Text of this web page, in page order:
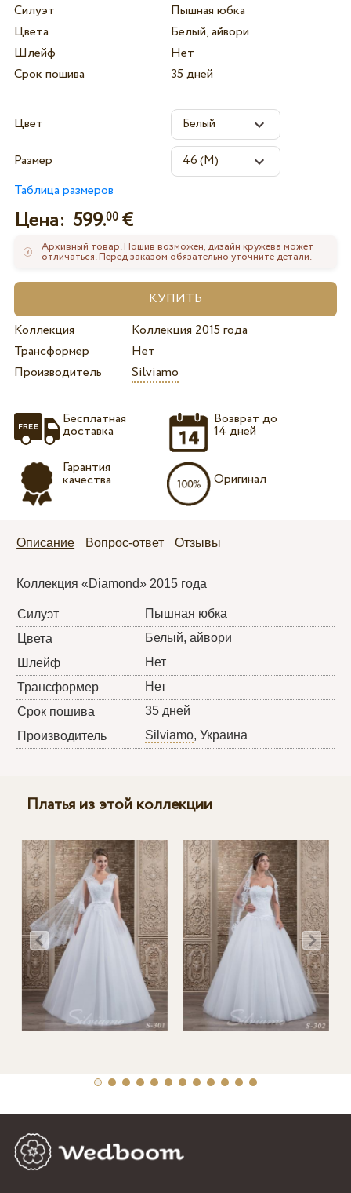
Силуэт
Пышная юбка
Цвета
Белый, айвори
Шлейф
Нет
Срок пошива
35 дней
Цвет
Размер
Таблица размеров
Цена: 599.00€
Архивный товар. Пошив возможен, дизайн кружева может
отличаться. Перед заказом обязательно уточните детали.
Коллекция
Коллекция 2015 года
Трансформер
Нет
Производитель
Silviamo
Бесплатная
доставка
Гарантия
качества
Возврат до
14 дней
Оригинал
Описание Вопрос-ответ Отзывы
Коллекция «Diamond» 2015 года
Силуэт
Пышная юбка
Цвета
Белый, айвори
Шлейф
Нет
Трансформер
Нет
Срок пошива
35 дней
Производитель
Silviamo, Украина
Платья из этой коллекции